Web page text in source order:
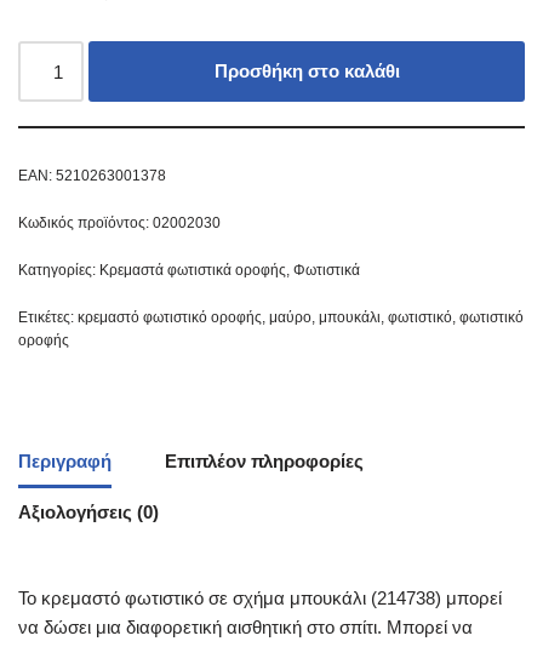
Προσθήκη στο καλάθι
EAN: 5210263001378
Κωδικός προϊόντος: 02002030
Κατηγορίες: Κρεμαστά φωτιστικά οροφής, Φωτιστικά
Ετικέτες: κρεμαστό φωτιστικό οροφής, μαύρο, μπουκάλι, φωτιστικό, φωτιστικό
οροφής
Περιγραφή Επιπλέον πληροφορίες
Αξιολογήσεις (0)
Το κρεμαστό φωτιστικό σε σχήμα μπουκάλι (214738) μπορεί
να δώσει μια διαφορετική αισθητική στο σπίτι. Μπορεί να